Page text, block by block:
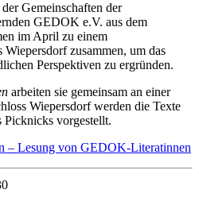
Gemeinschaften der
GEDOK e.V. aus dem
im April zu einem
zusammen, um das
Perspektiven zu ergründen.
arbeiten sie gemeinsam an einer
Wiepersdorf werden die Texte
Picknicks vorgestellt.
– Lesung von GEDOK-Literatinnen